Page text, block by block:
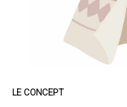
LE CONCEPT